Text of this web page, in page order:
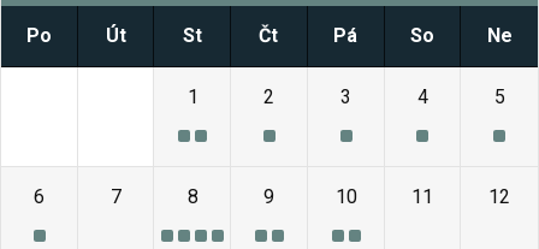
Po Út St Čt Pá So Ne
1 2 3 4 5
6 7 8 9 10 11 12